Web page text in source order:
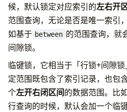
候，默认锁定对应索引的左右开
范围查询，无论是否是唯一索引
如基于 between 的范围查询，就
间隙锁。
临键锁，它相当于「行锁+间隙
定范围既包含了索引记录，也包
个左开右闭区间的数据范围。比
行查询的时候，默认会加一个临